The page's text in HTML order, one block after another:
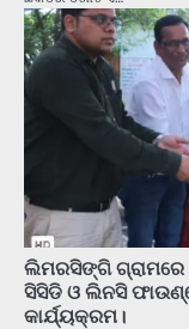
ଲିମରସିଙ୍ଗି ଗ୍ରାମରେ
ସିସିଡି ଓ ଲିନସି
କାର୍ଯ୍ୟକ୍ରମ।